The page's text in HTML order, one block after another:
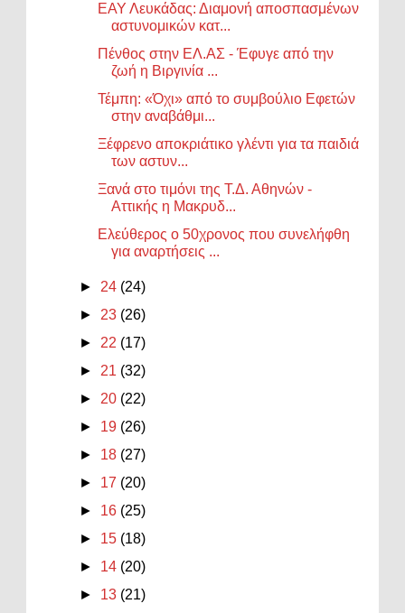
ΕΑΥ Λευκάδας: Διαμονή αποσπασμένων
αστυνομικών κατ...
Πένθος στην ΕΛ.ΑΣ - Έφυγε από την
ζωή η Βιργινία ...
Τέμπη: «Όχι» από το συμβούλιο Εφετών
στην αναβάθμι...
Ξέφρενο αποκριάτικο γλέντι για τα παιδιά
των αστυν...
Ξανά στο τιμόνι της Τ.Δ. Αθηνών -
Αττικής η Μακρυδ...
Ελεύθερος ο 50χρονος που συνελήφθη
για αναρτήσεις ...
► 24 (24)
► 23 (26)
► 22 (17)
► 21 (32)
► 20 (22)
► 19 (26)
► 18 (27)
► 17 (20)
► 16 (25)
► 15 (18)
► 14 (20)
► 13 (21)